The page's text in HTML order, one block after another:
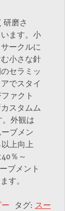
研磨さ
ます。小
ークルに
小さな針
セラミッ
でスタイ
ァクト
スタムム
。外観は
ブメン
上向上
％～
ブメント
す。
タグ: スー